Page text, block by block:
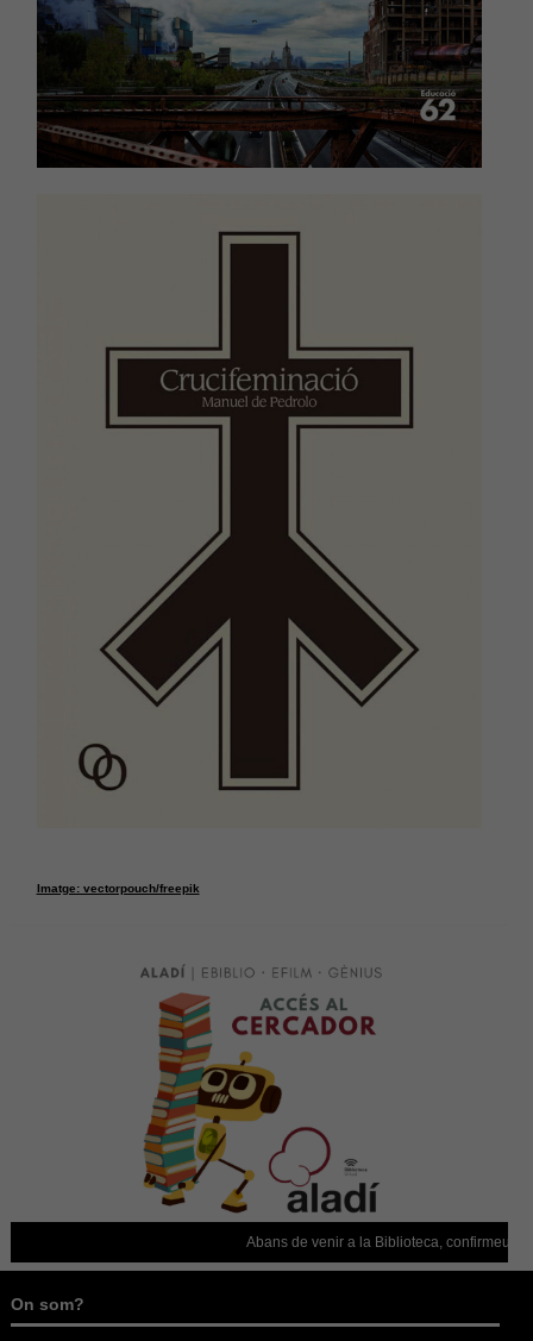
Imatge: vectorpouch/freepik
Abans de venir a la Biblioteca, confirmeu que
On som?